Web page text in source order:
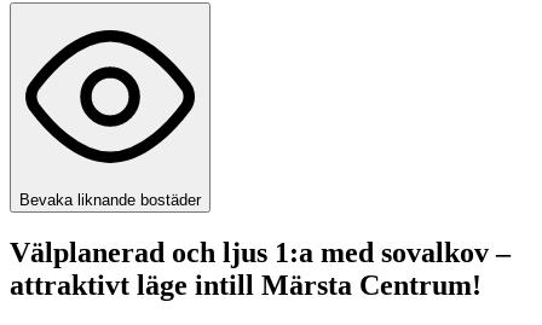
Bevaka liknande bostäder
Välplanerad och ljus 1:a med sovalkov –
attraktivt läge intill Märsta Centrum!